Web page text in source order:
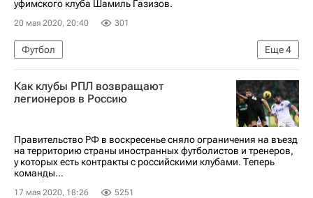
уфимского клуба Шамиль Газизов.
20 мая 2020, 20:40 301
Еще4
Футбол
РПЛ 2026-2027 (Чемпионат России по футболу)
Уфа
Крылья Советов
Как клубы РПЛ возвращают
легионеров в Россию
Правительство РФ в воскресенье сняло ограничения на въезд
на территорию страны иностранных футболистов и тренеров,
у которых есть контракты с российскими клубами. Теперь
команды...
17 мая 2020, 18:26 5251